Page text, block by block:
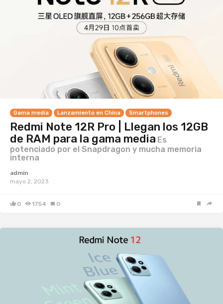
Gama media Lanzamiento en China Smartphones
Redmi Note 12R Pro | Llegan los 12GB
de RAM para la gama media Es
potenciado por el Snapdragon y mucha memoria
interna
admin
mayo 2, 2023
0 1754 0